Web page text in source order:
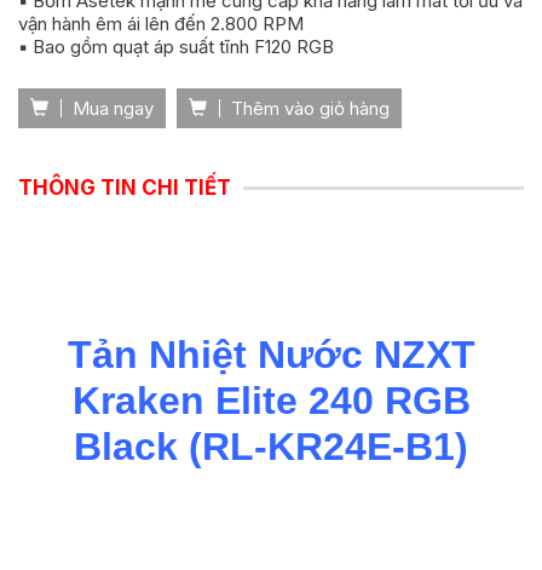
vận hành êm ái lên đến 2.800 RPM
▪️ Bao gồm quạt áp suất tĩnh F120 RGB
Mua ngay Thêm vào giỏ hàng
THÔNG TIN CHI TIẾT
Tản Nhiệt Nước NZXT
Kraken Elite 240 RGB
Black (RL-KR24E-B1)